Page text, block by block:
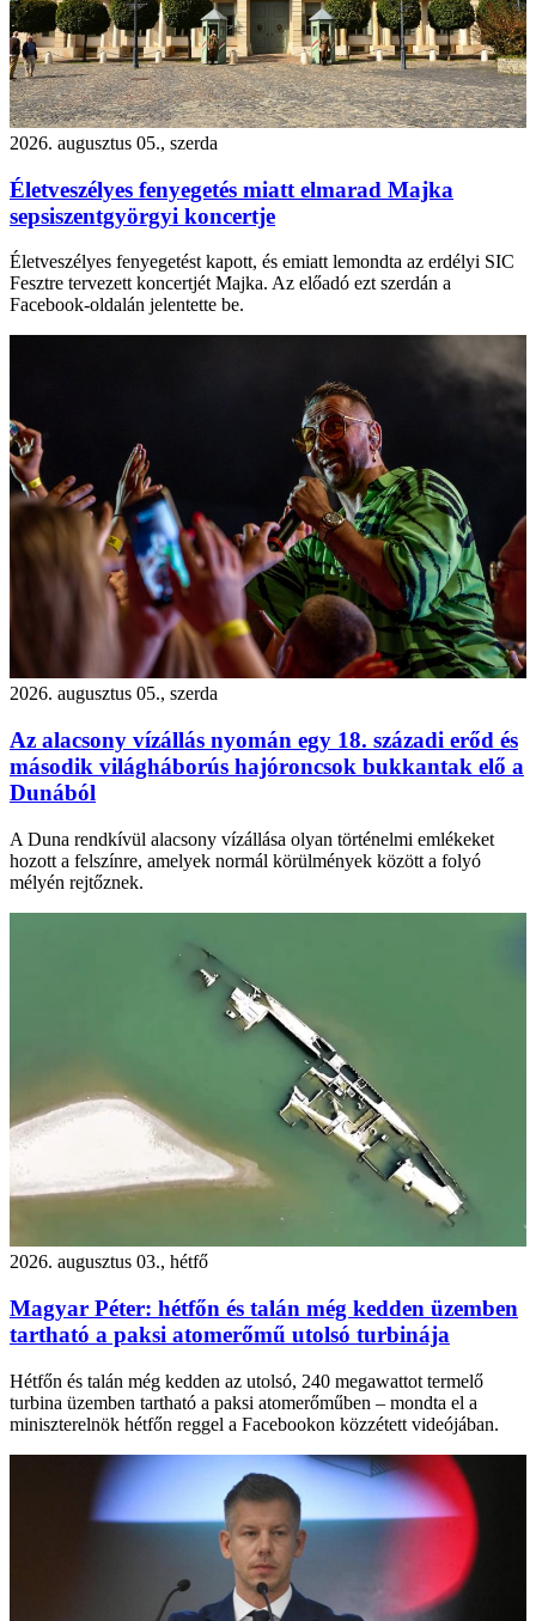
2026. augusztus 05., szerda
Életveszélyes fenyegetés miatt elmarad Majka
sepsiszentgyörgyi koncertje
Életveszélyes fenyegetést kapott, és emiatt lemondta az erdélyi SIC
Fesztre tervezett koncertjét Majka. Az előadó ezt szerdán a
Facebook-oldalán jelentette be.
2026. augusztus 05., szerda
Az alacsony vízállás nyomán egy 18. századi erőd és
második világháborús hajóroncsok bukkantak elő a
Dunából
A Duna rendkívül alacsony vízállása olyan történelmi emlékeket
hozott a felszínre, amelyek normál körülmények között a folyó
mélyén rejtőznek.
2026. augusztus 03., hétfő
Magyar Péter: hétfőn és talán még kedden üzemben
tartható a paksi atomerőmű utolsó turbinája
Hétfőn és talán még kedden az utolsó, 240 megawattot termelő
turbina üzemben tartható a paksi atomerőműben – mondta el a
miniszterelnök hétfőn reggel a Facebookon közzétett videójában.